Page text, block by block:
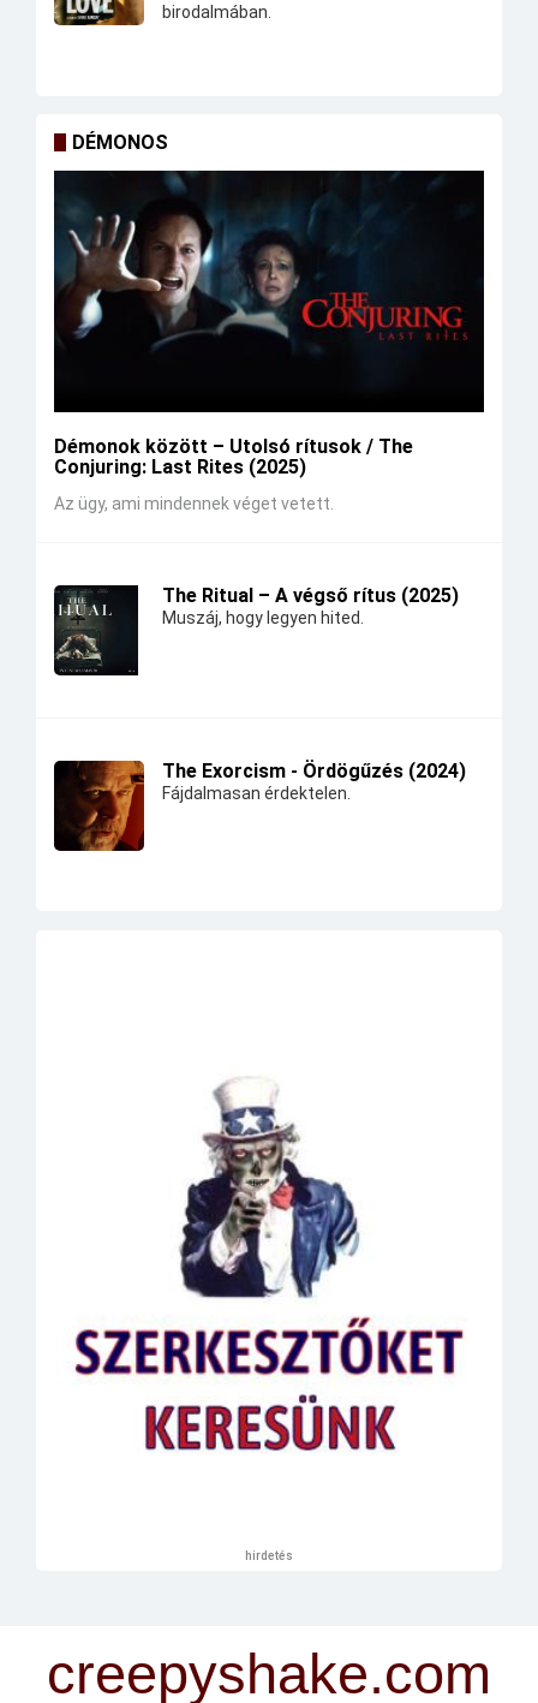
birodalmában.
DÉMONOS
Démonok között – Utolsó rítusok / The
Conjuring: Last Rites (2025)
Az ügy, ami mindennek véget vetett.
The Ritual – A végső rítus (2025)
Muszáj, hogy legyen hited.
The Exorcism - Ördögűzés (2024)
Fájdalmasan érdektelen.
hirdetés
creepyshake.com